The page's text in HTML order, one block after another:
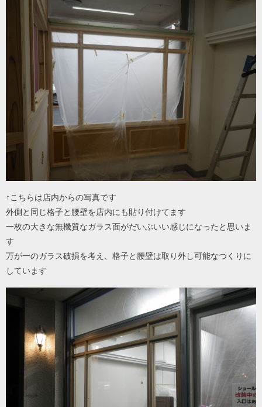
↑こちらは店内からの写真です
外側と同じ格子と腰壁を店内にも貼り付けてます
一枚の大きな無機質なガラス面がだいぶいい感じになったと思いま
す
万が一のガラス破損を考え、格子と腰壁は取り外し可能なつくりに
しています